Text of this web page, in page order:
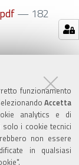
funzionamento
Accetta
analytics e di
i cookie tecnici
non essere
in qualsiasi
— 182